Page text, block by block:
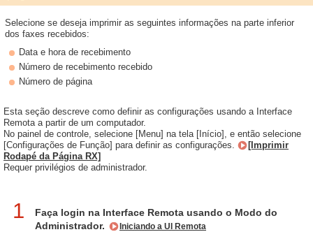
Selecione se deseja imprimir as seguintes informações na parte inferior
dos faxes recebidos:
Data e hora de recebimento
Número de recebimento recebido
Número de página
Esta seção descreve como definir as configurações usando a Interface
Remota a partir de um computador.
No painel de controle, selecione [Menu] na tela [Início], e então selecione
[Configurações de Função] para definir as configurações.
[Imprimir
Rodapé da Página RX]
Requer privilégios de administrador.
1
Faça login na Interface Remota usando o Modo do
Administrador.
Iniciando a UI Remota